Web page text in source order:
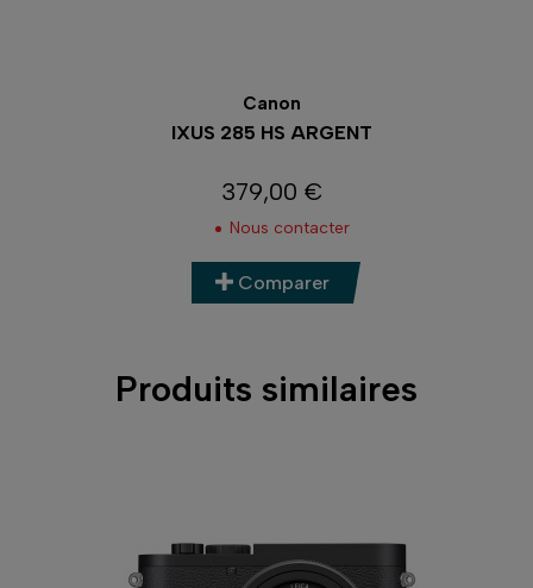
Canon
IXUS 285 HS ARGENT
Prix
379,00 €
Nous contacter
Comparer
Produits similaires